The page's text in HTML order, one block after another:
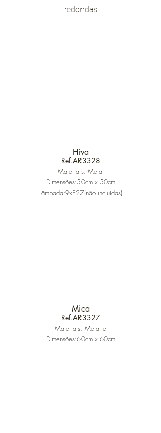
redondas
Hiva
Ref.AR3328
Materiais: Metal
Dimensões:50cm x 50cm
Lâmpada:9xE27(não incluídas)
Mica
Ref.AR3327
Materiais: Metal e
Dimensões:60cm x 60cm